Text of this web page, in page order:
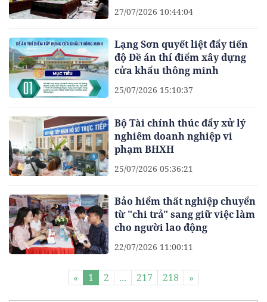
27/07/2026 10:44:04
Lạng Sơn quyết liệt đẩy tiến
độ Đề án thí điểm xây dựng
cửa khẩu thông minh
25/07/2026 15:10:37
Bộ Tài chính thúc đẩy xử lý
nghiêm doanh nghiệp vi
phạm BHXH
25/07/2026 05:36:21
Bảo hiểm thất nghiệp chuyển
từ "chi trả" sang giữ việc làm
cho người lao động
22/07/2026 11:00:11
« 1 2 ... 217 218 »